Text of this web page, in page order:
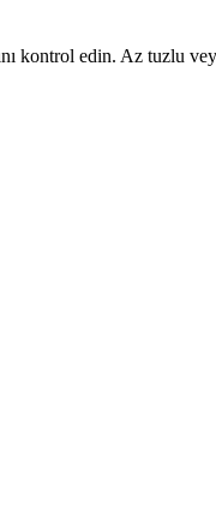
edin. Az tuzlu